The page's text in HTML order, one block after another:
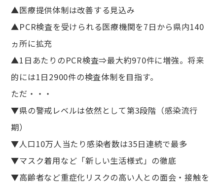
▲医療提供体制は改善する見込み
▲PCR検査を受けられる医療機関を7日から県内140
ヵ所に拡充
▲1日あたりのPCR検査⇒最大約970件に増強。将来
的には1日2900件の検査体制を目指す。
ただ・・・
▼県の警戒レベルは依然として第3段階（感染流行
期）
▼人口10万人当たり感染者数は35日連続で最多
▼マスク着用など「新しい生活様式」の徹底
▼高齢者など重症化リスクの高い人との面会・接触を